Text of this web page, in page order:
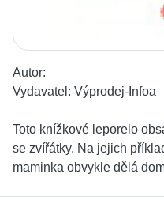
Autor:
Vydavatel: Výprodej-Infoa
Toto knížkové leporelo
se zvířátky. Na jejich
maminka obvykle dělá